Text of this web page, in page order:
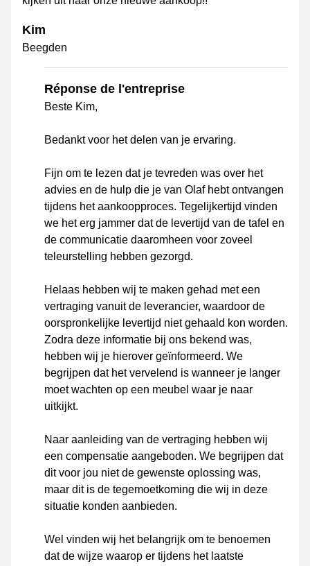
Kim
Beegden
Réponse de l'entreprise
Beste Kim,
Bedankt voor het delen van je ervaring.
Fijn om te lezen dat je tevreden was over het
advies en de hulp die je van Olaf hebt ontvangen
tijdens het aankoopproces. Tegelijkertijd vinden
we het erg jammer dat de levertijd van de tafel en
de communicatie daaromheen voor zoveel
teleurstelling hebben gezorgd.
Helaas hebben wij te maken gehad met een
vertraging vanuit de leverancier, waardoor de
oorspronkelijke levertijd niet gehaald kon worden.
Zodra deze informatie bij ons bekend was,
hebben wij je hierover geïnformeerd. We
begrijpen dat het vervelend is wanneer je langer
moet wachten op een meubel waar je naar
uitkijkt.
Naar aanleiding van de vertraging hebben wij
een compensatie aangeboden. We begrijpen dat
dit voor jou niet de gewenste oplossing was,
maar dit is de tegemoetkoming die wij in deze
situatie konden aanbieden.
Wel vinden wij het belangrijk om te benoemen
dat de wijze waarop er tijdens het laatste